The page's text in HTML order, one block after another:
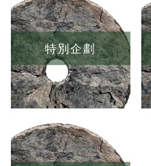
特別企劃